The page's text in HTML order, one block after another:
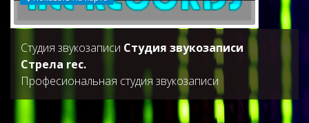
Студия звукозаписи Студия звукозаписи
Стрела rec.
Професиональная студия звукозаписи